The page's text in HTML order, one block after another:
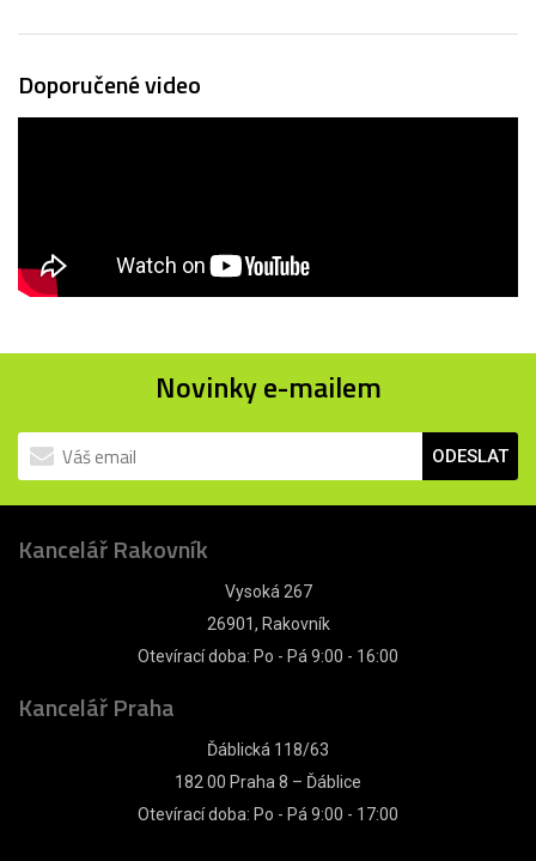
Doporučené video
Novinky e-mailem
ODESLAT
Kancelář Rakovník
Vysoká 267
26901, Rakovník
Otevírací doba: Po - Pá 9:00 - 16:00
Kancelář Praha
Ďáblická 118/63
182 00 Praha 8 – Ďáblice
Otevírací doba: Po - Pá 9:00 - 17:00